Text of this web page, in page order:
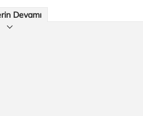
Devamı